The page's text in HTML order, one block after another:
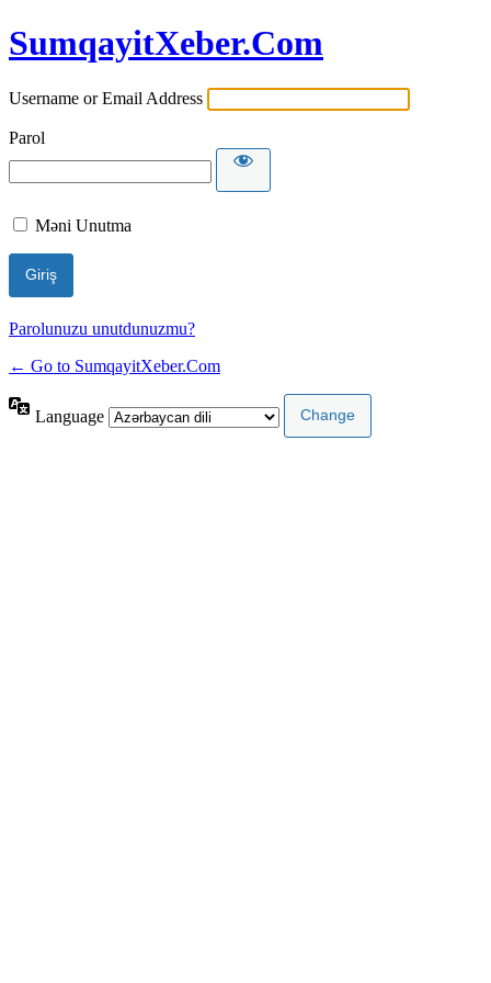
SumqayitXeber.Com
Username or Email Address
Parol
Məni Unutma
Parolunuzu unutdunuzmu?
← Go to SumqayitXeber.Com
Language